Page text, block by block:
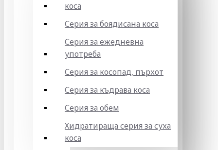
коса
Серия за боядисана коса
Серия за ежедневна
употреба
Серия за косопад, пърхот
Серия за къдрава коса
Серия за обем
Хидратираща серия за суха
коса